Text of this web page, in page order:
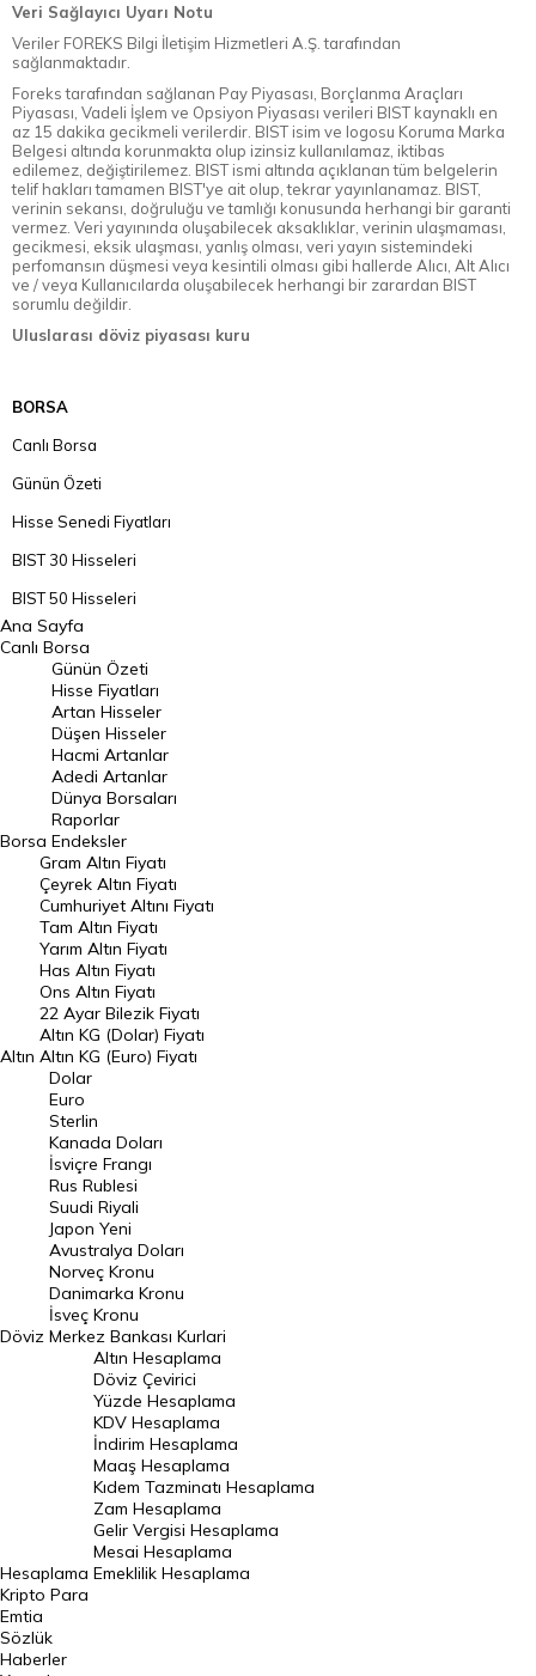
Veri Sağlayıcı Uyarı Notu
Veriler FOREKS Bilgi İletişim Hizmetleri A.Ş. tarafından
sağlanmaktadır.
Foreks tarafından sağlanan Pay Piyasası, Borçlanma Araçları
Piyasası, Vadeli İşlem ve Opsiyon Piyasası verileri BIST kaynaklı en
az 15 dakika gecikmeli verilerdir. BIST isim ve logosu Koruma Marka
Belgesi altında korunmakta olup izinsiz kullanılamaz, iktibas
edilemez, değiştirilemez. BIST ismi altında açıklanan tüm belgelerin
telif hakları tamamen BIST'ye ait olup, tekrar yayınlanamaz. BIST,
verinin sekansı, doğruluğu ve tamlığı konusunda herhangi bir garanti
vermez. Veri yayınında oluşabilecek aksaklıklar, verinin ulaşmaması,
gecikmesi, eksik ulaşması, yanlış olması, veri yayın sistemindeki
perfomansın düşmesi veya kesintili olması gibi hallerde Alıcı, Alt Alıcı
ve / veya Kullanıcılarda oluşabilecek herhangi bir zarardan BIST
sorumlu değildir.
Uluslarası döviz piyasası kuru
BORSA
Canlı Borsa
Günün Özeti
Hisse Senedi Fiyatları
BIST 30 Hisseleri
BIST 50 Hisseleri
BIST 100 Hisseleri
En Çok Artan Hisseler
En Çok Düşen Hisseler
Hacmi Artanlar
Geçmiş Kapanışlar
Dünya Borsaları
Raporlar
Endeksler
DÖVİZ
Döviz Kuru
Dolar Kuru
Euro Kuru
Pound Kuru
Frank Kuru
Riyal Kuru
Avustralya Doları
Danimarka Kronu Kuru
Kanada Doları Kuru
Norveç Kronu Kuru
İsveç Kronu Kuru
Japon Yeni Kuru
Serbest Piyasa Döviz Kurları
Merkez Bankası Döviz Kurları
Altın Fiyatları
Gram Altın Fiyatı
Çeyrek Altın Fiyatı
Ana Sayfa
Canlı Borsa
Borsa
Günün Özeti
Hisse Fiyatları
Artan Hisseler
Düşen Hisseler
Hacmi Artanlar
Adedi Artanlar
Dünya Borsaları
Raporlar
Endeksler
Altın
Gram Altın Fiyatı
Çeyrek Altın Fiyatı
Cumhuriyet Altını Fiyatı
Tam Altın Fiyatı
Yarım Altın Fiyatı
Has Altın Fiyatı
Ons Altın Fiyatı
22 Ayar Bilezik Fiyatı
Altın KG (Dolar) Fiyatı
Altın KG (Euro) Fiyatı
Döviz
Dolar
Euro
Sterlin
Kanada Doları
İsviçre Frangı
Rus Rublesi
Suudi Riyali
Japon Yeni
Avustralya Doları
Norveç Kronu
Danimarka Kronu
İsveç Kronu
Merkez Bankası Kurlari
Hesaplama
Altın Hesaplama
Döviz Çevirici
Yüzde Hesaplama
KDV Hesaplama
İndirim Hesaplama
Maaş Hesaplama
Kıdem Tazminatı Hesaplama
Zam Hesaplama
Gelir Vergisi Hesaplama
Mesai Hesaplama
Emeklilik Hesaplama
Kripto Para
Emtia
Sözlük
Haberler